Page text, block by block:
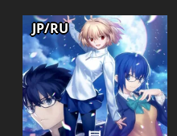
JP/RU